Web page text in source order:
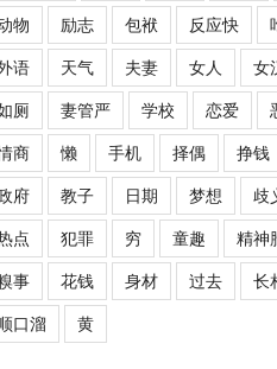
物 励志 包袱 反应快
语 天气 夫妻 女人 女
厕 妻管严 学校 恋爱
商 懒 手机 择偶 挣钱
府 教子 日期 梦想 歧
点 犯罪 穷 童趣 精神
事 花钱 身材 过去 长
口溜 黄